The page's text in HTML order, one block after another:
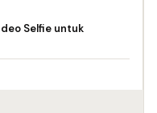
Selfie untuk